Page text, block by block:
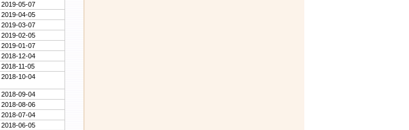
2019-05-07
2019-04-05
2019-03-07
2019-02-05
2019-01-07
2018-12-04
2018-11-05
2018-10-04
2018-09-04
2018-08-06
2018-07-04
2018-06-05